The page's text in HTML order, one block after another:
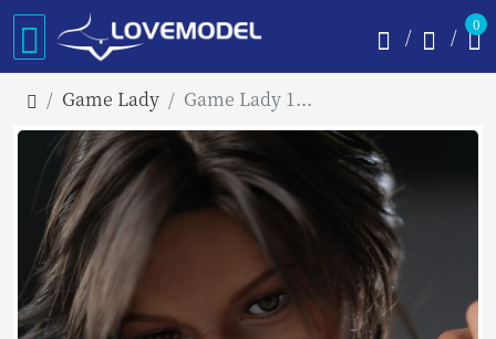
0
Game Lady Game Lady 166cm Eカップ No.20ヘッド リアルメイク付き 眉毛とまつ毛植毛あり フルシリコン製ラブドール